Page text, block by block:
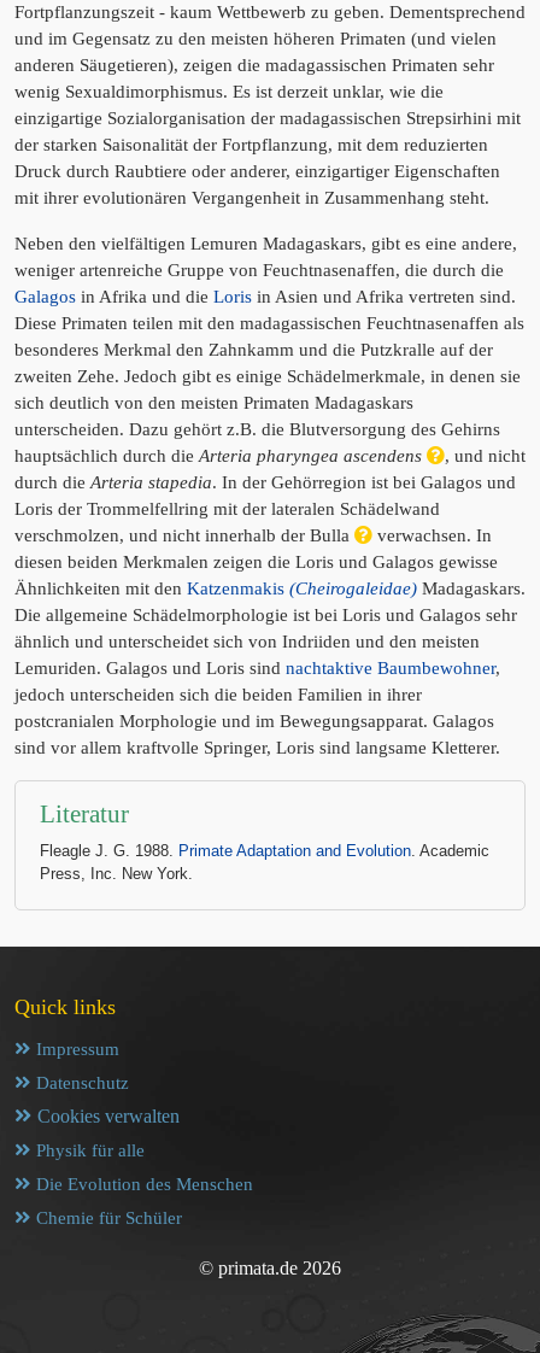
Fortpflanzungszeit - kaum Wettbewerb zu geben. Dementsprechend
und im Gegensatz zu den meisten höheren Primaten (und vielen
anderen Säugetieren), zeigen die madagassischen Primaten sehr
wenig Sexualdimorphismus. Es ist derzeit unklar, wie die
einzigartige Sozialorganisation der madagassischen Strepsirhini mit
der starken Saisonalität der Fortpflanzung, mit dem reduzierten
Druck durch Raubtiere oder anderer, einzigartiger Eigenschaften
mit ihrer evolutionären Vergangenheit in Zusammenhang steht.
Neben den vielfältigen Lemuren Madagaskars, gibt es eine andere,
weniger artenreiche Gruppe von Feuchtnasenaffen, die durch die
Galagos in Afrika und die Loris in Asien und Afrika vertreten sind.
Diese Primaten teilen mit den madagassischen Feuchtnasenaffen als
besonderes Merkmal den Zahnkamm und die Putzkralle auf der
zweiten Zehe. Jedoch gibt es einige Schädelmerkmale, in denen sie
sich deutlich von den meisten Primaten Madagaskars
unterscheiden. Dazu gehört z.B. die Blutversorgung des Gehirns
hauptsächlich durch die Arteria pharyngea ascendens
, und nicht
durch die Arteria stapedia. In der Gehörregion ist bei Galagos und
Loris der Trommelfellring mit der lateralen Schädelwand
verschmolzen, und nicht innerhalb der Bulla
verwachsen. In
diesen beiden Merkmalen zeigen die Loris und Galagos gewisse
Ähnlichkeiten mit den Katzenmakis (Cheirogaleidae) Madagaskars.
Die allgemeine Schädelmorphologie ist bei Loris und Galagos sehr
ähnlich und unterscheidet sich von Indriiden und den meisten
Lemuriden. Galagos und Loris sind nachtaktive Baumbewohner,
jedoch unterscheiden sich die beiden Familien in ihrer
postcranialen Morphologie und im Bewegungsapparat. Galagos
sind vor allem kraftvolle Springer, Loris sind langsame Kletterer.
Literatur
Fleagle J. G. 1988. Primate Adaptation and Evolution . Academic
Press, Inc. New York.
Quick links
Impressum
Datenschutz
Cookies verwalten
Physik für alle
Die Evolution des Menschen
Chemie für Schüler
© primata.de 2026